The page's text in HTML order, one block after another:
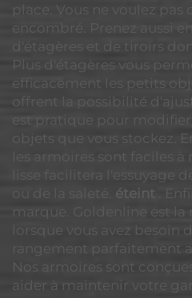
place. Vous ne voulez
encombré. Prenez aussi
d'étagères et de tiroirs
Plus d'étagères vous
efficacement les petits
offrent la possibilité
est pratique pour modifier
objets que vous stockez.
les armoires sont faciles
lisse facilitera l'essuyage
ou de la saleté. éteint
.
marque. Goldenline est
lorsque vous avez besoin
rangement parfaitement
Nos armoires sont
aider à maintenir votre